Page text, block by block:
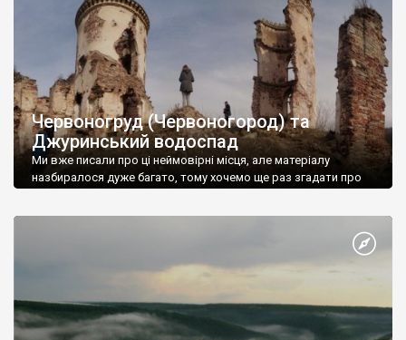
Червоногруд (Червоногород) та
Джуринський водоспад
Ми вже писали про ці неймовірні місця, але матеріалу
назбиралося дуже багато, тому хочемо ще раз згадати про